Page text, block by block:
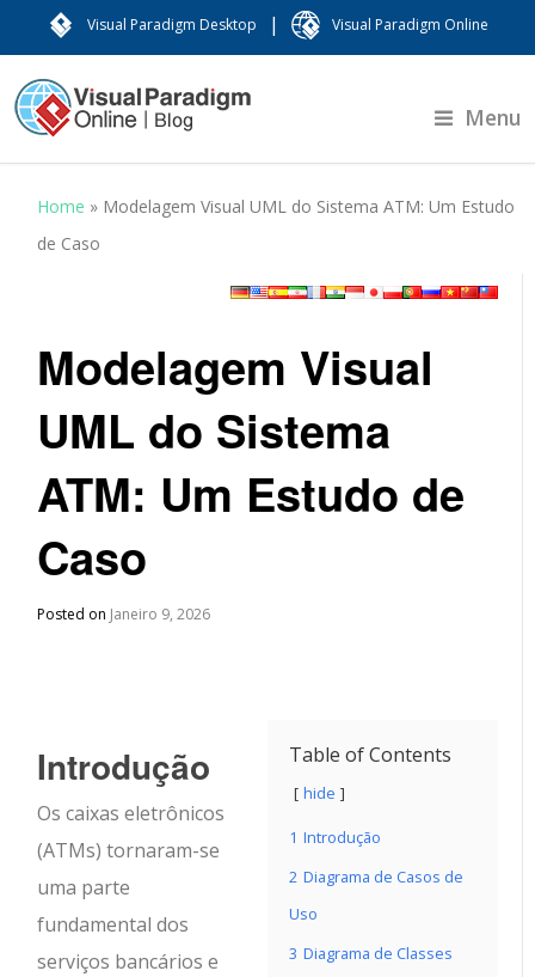
Visual Paradigm Desktop | Visual Paradigm Online
Menu
Home » Modelagem Visual UML do Sistema ATM: Um Estudo
de Caso
Modelagem Visual
UML do Sistema
ATM: Um Estudo de
Caso
Posted on Janeiro 9, 2026
Table of Contents
hide
1 Introdução
2 Diagrama de Casos de
Uso
3 Diagrama de Classes
Introdução
Os caixas eletrônicos
(ATMs) tornaram-se
uma parte
fundamental dos
serviços bancários e